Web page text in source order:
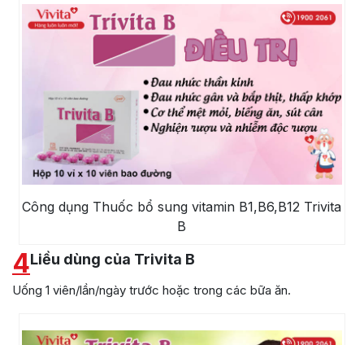
Công dụng Thuốc bổ sung vitamin B1,B6,B12 Trivita
B
4Liều dùng của Trivita B
Uống 1 viên/lần/ngày trước hoặc trong các bữa ăn.